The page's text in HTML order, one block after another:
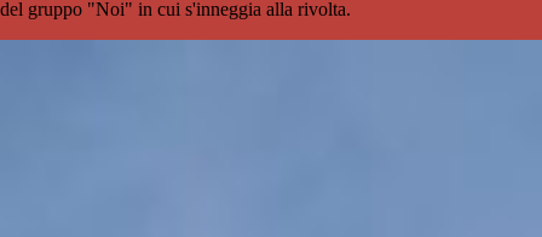
del gruppo "Noi" in cui s'inneggia alla rivolta.